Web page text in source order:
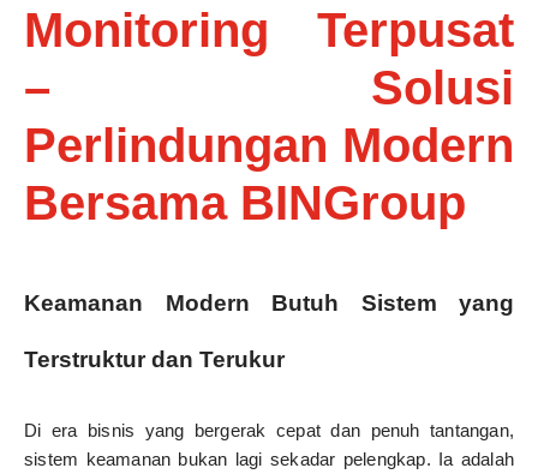
Monitoring Terpusat
– Solusi
Perlindungan Modern
Bersama BINGroup
Keamanan Modern Butuh Sistem yang
Terstruktur dan Terukur
Di era bisnis yang bergerak cepat dan penuh tantangan,
sistem keamanan bukan lagi sekadar pelengkap. Ia adalah